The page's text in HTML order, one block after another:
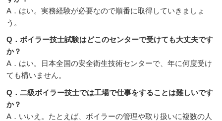
A．はい。実務経験が必要なので順番に取得していきましょ
う。
Q．ボイラー技士試験はどこのセンターで受けても大丈夫です
か？
A．はい。日本全国の安全衛生技術センターで、年に何度受け
ても構いません。
Q．二級ボイラー技士では工場で仕事をすることは難しいです
か？
A．いいえ。たとえば、ボイラーの管理や取り扱いに複数の人